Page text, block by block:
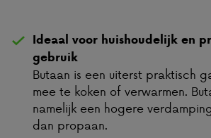
Ideaal voor huishoudelijk en
gebruik
Butaan is een uiterst praktisch
mee te koken of verwarmen.
namelijk een hogere
dan propaan.